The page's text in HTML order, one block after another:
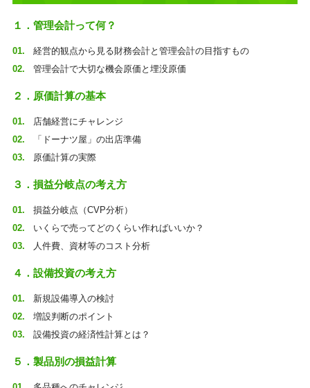
１．管理会計って何？
経営的観点から見る財務会計と管理会計の目指すもの
管理会計で大切な機会原価と埋没原価
２．原価計算の基本
店舗経営にチャレンジ
「ドーナツ屋」の出店準備
原価計算の実際
３．損益分岐点の考え方
損益分岐点（CVP分析）
いくらで売ってどのくらい作ればいいか？
人件費、資材等のコスト分析
４．設備投資の考え方
新規設備導入の検討
増設判断のポイント
設備投資の経済性計算とは？
５．製品別の損益計算